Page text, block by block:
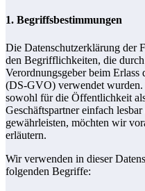
1. Begriffsbestimmungen
Die Datenschutzerklärung der
den Begrifflichkeiten, die
Verordnungsgeber beim
(DS-GVO) verwendet wurden.
sowohl für die Öffentlichkeit
Geschäftspartner einfach
gewährleisten, möchten wir
erläutern.
Wir verwenden in dieser
folgenden Begriffe: